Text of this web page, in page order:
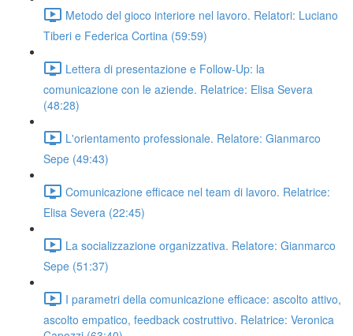
Metodo del gioco interiore nel lavoro. Relatori: Luciano
Tiberi e Federica Cortina (59:59)
Lettera di presentazione e Follow-Up: la
comunicazione con le aziende. Relatrice: Elisa Severa
(48:28)
L'orientamento professionale. Relatore: Gianmarco
Sepe (49:43)
Comunicazione efficace nel team di lavoro. Relatrice:
Elisa Severa (22:45)
La socializzazione organizzativa. Relatore: Gianmarco
Sepe (51:37)
I parametri della comunicazione efficace: ascolto attivo,
ascolto empatico, feedback costruttivo. Relatrice: Veronica